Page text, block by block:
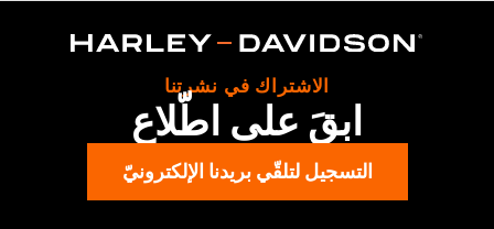
الاشتراك في نشرتنا
ابقَ على اطّلاع
التسجيل لتلقّي بريدنا الإلكترونيّ